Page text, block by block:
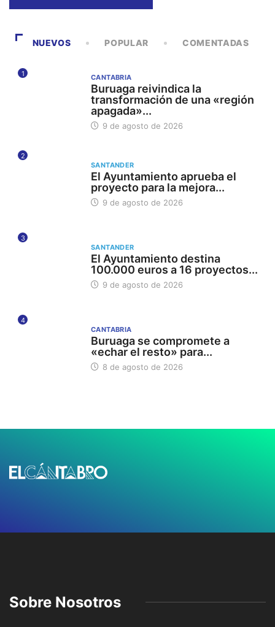
NUEVOS POPULAR COMENTADAS
1 CANTABRIA
Buruaga reivindica la
transformación de una «región
apagada»...
9 de agosto de 2026
2
SANTANDER
El Ayuntamiento aprueba el
proyecto para la mejora...
9 de agosto de 2026
3
SANTANDER
El Ayuntamiento destina
100.000 euros a 16 proyectos...
9 de agosto de 2026
4
CANTABRIA
Buruaga se compromete a
«echar el resto» para...
8 de agosto de 2026
Sobre Nosotros